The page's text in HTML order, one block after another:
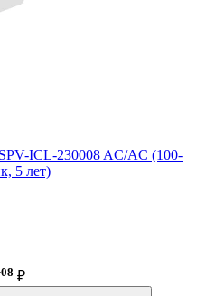
ICL-230008 AC/AC (100-
5 лет)
08 ₽